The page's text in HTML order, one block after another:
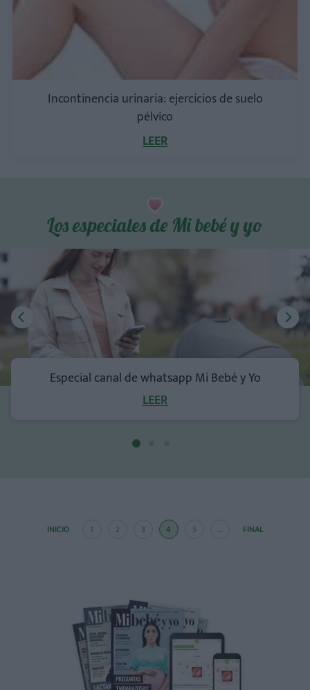
Los especiales de Mi bebé y yo
Especial canal de whatsapp Mi Bebé y Yo
LEER
Incontinencia urinaria: ejercicios de suelo
pélvico
LEER
INICIO 1 2 3 4 5 ... FINAL